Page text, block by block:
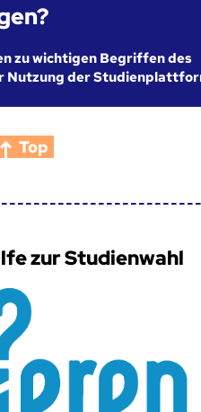
zu wichtigen Begriffen des
Nutzung der
Top
zur Studienwahl